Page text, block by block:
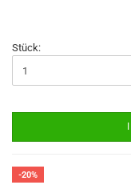
Stück:
-20%